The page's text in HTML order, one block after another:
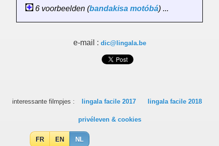
6 voorbeelden (bandakisa motóbá) ...
e-mail : dic@lingala.be
interessante filmpjes : lingala facile 2017 lingala facile 2018
privéleven & cookies
FR EN NL